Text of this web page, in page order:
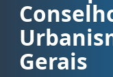
Gerais